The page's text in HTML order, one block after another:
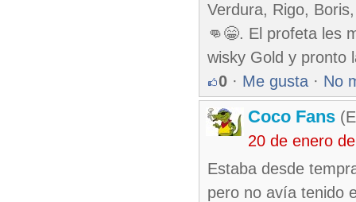
Verdura, Rigo,
👊😁. El profeta les
wisky Gold y pronto
0 · Me gusta · No
Coco Fans
20 de enero
Estaba desde
pero no avía tenido